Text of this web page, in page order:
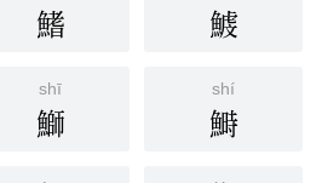
鰭 鰬
shī
鰤
shí
鰣